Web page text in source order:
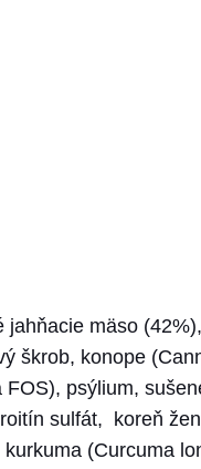
jahňacie mäso
škrob, konope
FOS), psýlium,
sulfát, koreň
kurkuma (Curcuma